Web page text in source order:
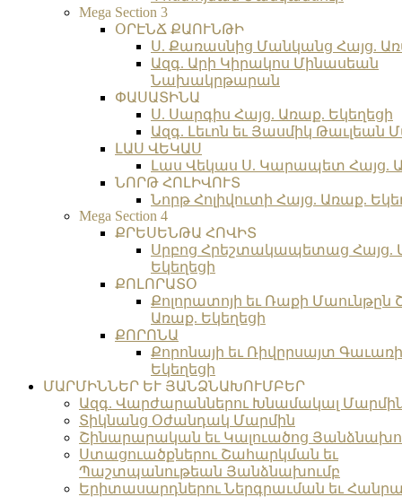
Mega Section 3
ՕՐԷՆՃ ՔԱՈՒՆԹԻ
Ս. Քառասնից Մանկանց Հայց.
Ազգ. Արի Կիրակոս Մինասեան
Նախակրթարան
ՓԱՍԱՏԻՆԱ
Ս. Սարգիս Հայց. Առաք. Եկեղեցի
Ազգ. Լեւոն եւ Յասմիկ Թաւլեան
ԼԱՍ ՎԵԿԱՍ
Լաս Վեկաս Ս. Կարապետ Հայց.
ՆՈՐԹ ՀՈԼԻՎՈՒՏ
Նորթ Հոլիվուտի Հայց. Առաք.
Mega Section 4
ՔՐԵՍԵՆԹԱ ՀՈՎԻՏ
Սրբոց Հրեշտակապետաց Հայց.
Եկեղեցի
ՔՈԼՈՐԱՏՕ
Քոլորատոյի եւ Ռաքի Մաունթըն
Առաք. Եկեղեցի
ՔՈՐՈՆԱ
Քորոնայի եւ Ռիվըրսայտ
Եկեղեցի
ՄԱՐՄԻՆՆԵՐ ԵՒ ՅԱՆՁՆԱԽՈՒՄԲԵՐ
Ազգ. Վարժարաններու Խնամակալ
Տիկնանց Օժանդակ Մարմին
Շինարարական եւ Կալուածոց
Ստացուածքներու Շահարկման եւ
Պաշտպանութեան Յանձնախումբ
Երիտասարդներու Ներգրաւման եւ